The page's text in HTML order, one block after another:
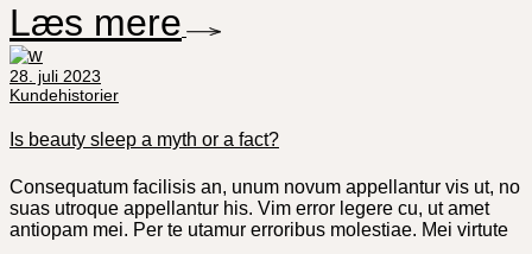
Læs mere
28. juli 2023
Kundehistorier
Is beauty sleep a myth or a fact?
Consequatum facilisis an, unum novum appellantur vis ut, no
suas utroque appellantur his. Vim error legere cu, ut amet
antiopam mei. Per te utamur erroribus molestiae. Mei virtute